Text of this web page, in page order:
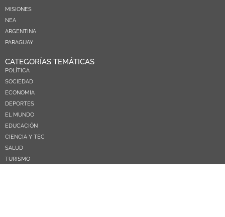
MISIONES
NEA
ARGENTINA
PARAGUAY
CATEGORÍAS TEMÁTICAS
POLÍTICA
SOCIEDAD
ECONOMIA
DEPORTES
EL MUNDO
EDUCACIÓN
CIENCIA Y TEC
SALUD
TURISMO